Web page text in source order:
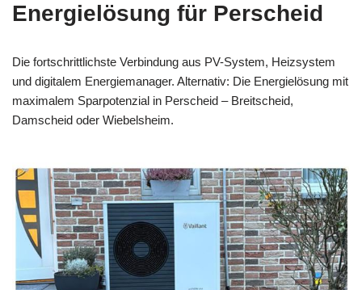
Energielösung für Perscheid
Die fortschrittlichste Verbindung aus PV-System, Heizsystem
und digitalem Energiemanager. Alternativ: Die Energielösung mit
maximalem Sparpotenzial in Perscheid – Breitscheid,
Damscheid oder Wiebelsheim.